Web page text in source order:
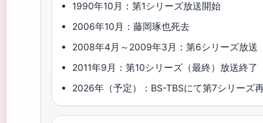
1990年10月：第1シリーズ放送開始
2006年10月：藤岡琢也死去
2008年4月～2009年3月：第6シリーズ放送
2011年9月：第10シリーズ（最終）放送終了
2026年（予定）：BS-TBSにて第7シリーズ